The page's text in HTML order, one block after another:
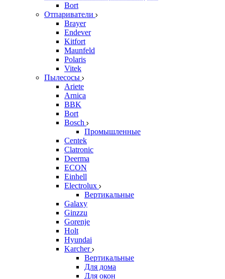
Bort
Отпариватели
Brayer
Endever
Kitfort
Maunfeld
Polaris
Vitek
Пылесосы
Ariete
Arnica
BBK
Bort
Bosch
Промышленные
Centek
Clatronic
Deerma
ECON
Einhell
Electrolux
Вертикальные
Galaxy
Ginzzu
Gorenje
Holt
Hyundai
Karcher
Вертикальные
Для дома
Для окон